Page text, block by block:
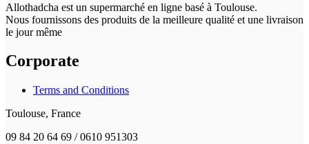
Allothadcha est un supermarché en ligne basé à Toulouse.
Nous fournissons des produits de la meilleure qualité et une livraison
le jour même
Corporate
Terms and Conditions
Toulouse, France
09 84 20 64 69 / 0610 951303